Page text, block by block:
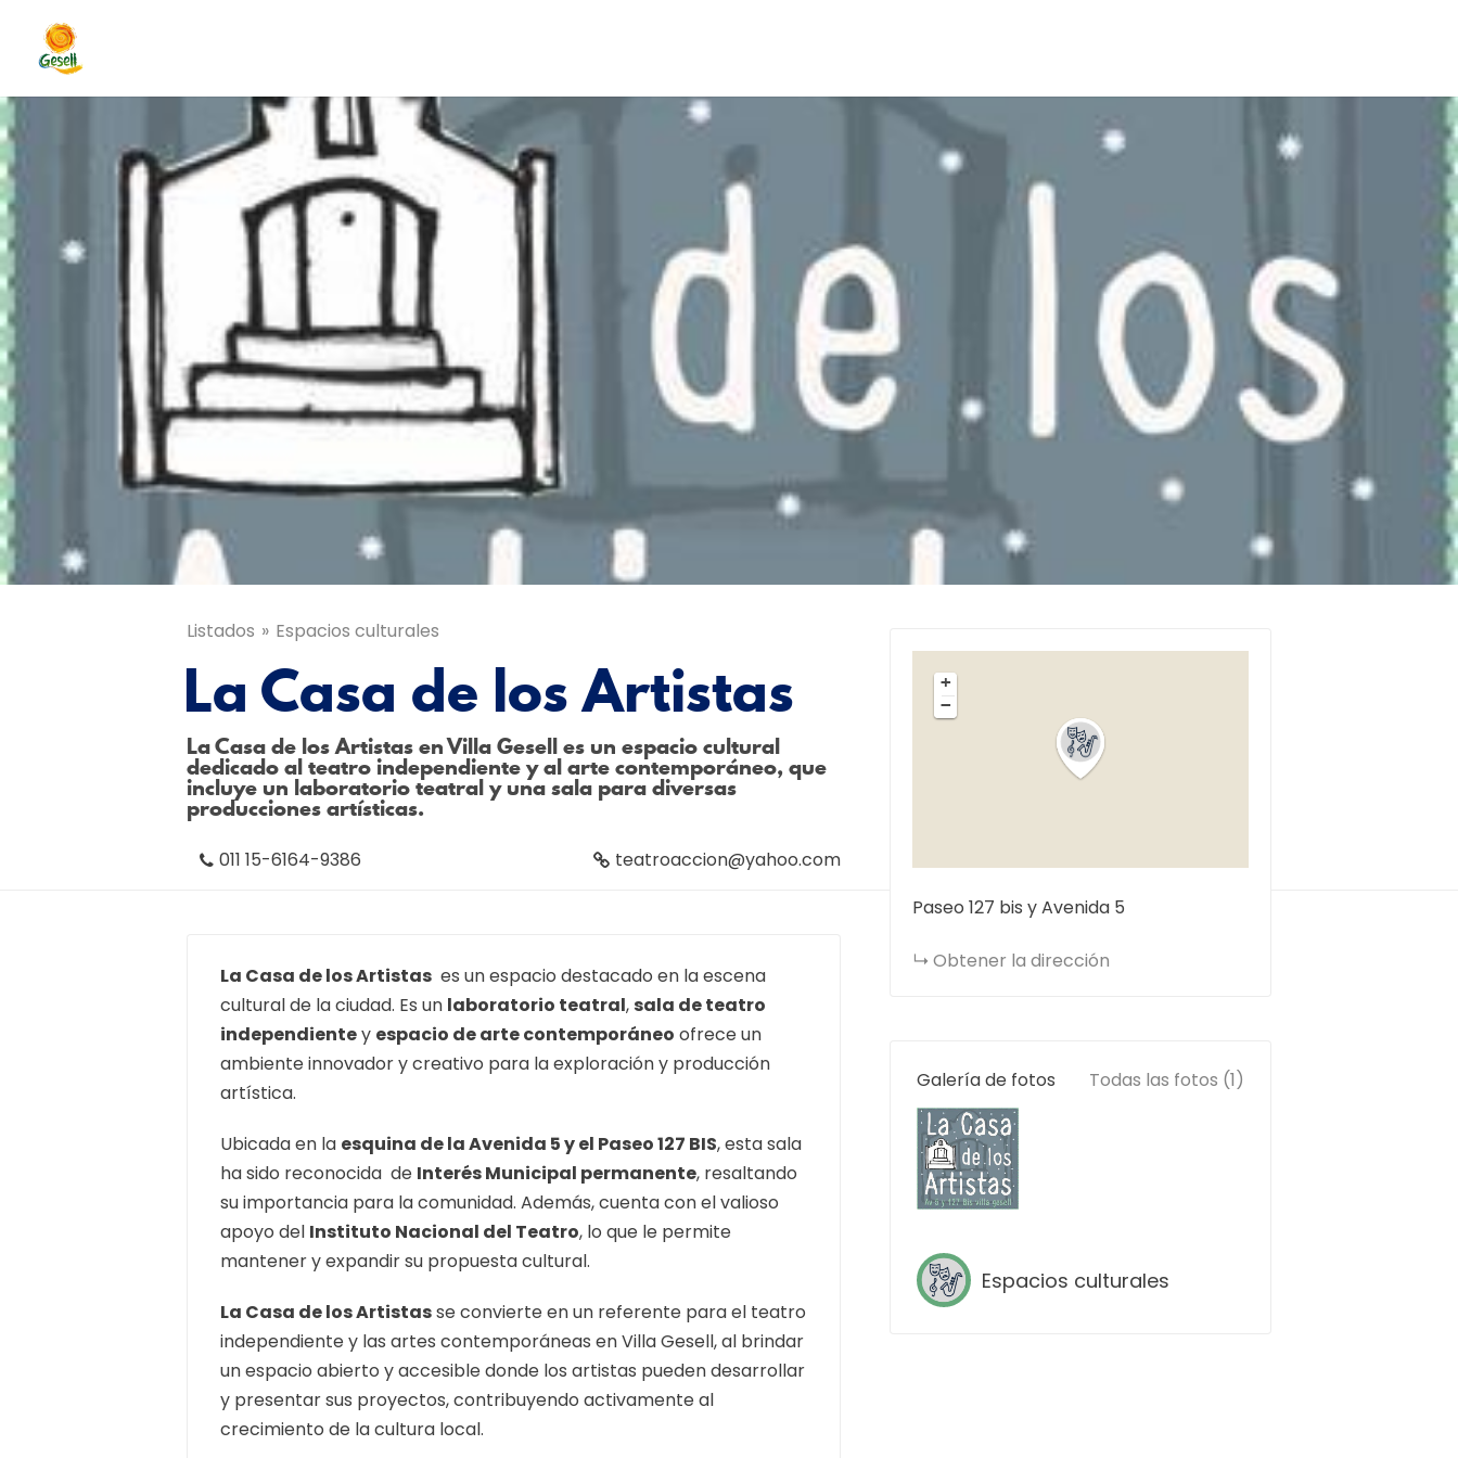
Listados Espacios culturales
La Casa de los Artistas
La Casa de los Artistas en Villa Gesell es un espacio cultural
dedicado al teatro independiente y al arte contemporáneo, que
incluye un laboratorio teatral y una sala para diversas
producciones artísticas.
011 15-6164-9386 teatroaccion@yahoo.com
La Casa de los Artistas es un espacio destacado en la escena
cultural de la ciudad. Es un laboratorio teatral, sala de teatro
independientey espacio de arte contemporáneo ofrece un
ambiente innovador y creativo para la exploración y producción
artística.
Ubicada en la esquina de la Avenida 5 y el Paseo 127 BIS, esta sala
ha sido reconocida de Interés Municipal permanente, resaltando
su importancia para la comunidad. Además, cuenta con el valioso
apoyo del Instituto Nacional del Teatro, lo que le permite
mantener y expandir su propuesta cultural.
La Casa de los Artistasse convierte en un referente para el teatro
independiente y las artes contemporáneas en Villa Gesell, al brindar
un espacio abierto y accesible donde los artistas pueden desarrollar
y presentar sus proyectos, contribuyendo activamente al
crecimiento de la cultura local.
+
−
Paseo 127 bis y Avenida 5
Obtener la dirección
Galería de fotos Todas las fotos (1)
Espacios culturales